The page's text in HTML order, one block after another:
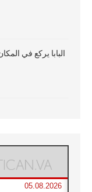
البابا يركع في
05.08.2026